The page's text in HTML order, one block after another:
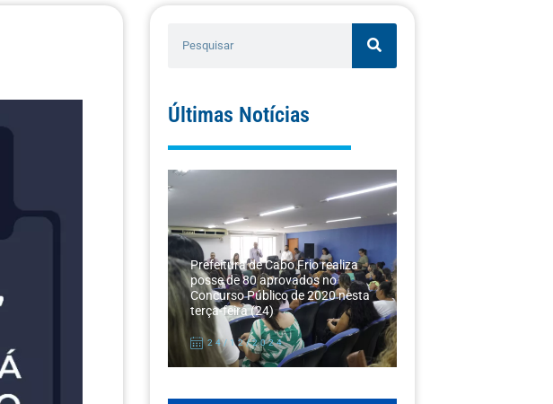
Últimas Notícias
Prefeitura de Cabo Frio realiza
posse de 80 aprovados no
Concurso Público de 2020 nesta
terça-feira (24)
24/12/2024